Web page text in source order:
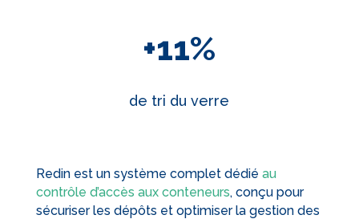
+11%
de tri du verre
Redin est un système complet dédié au
contrôle d’accès aux conteneurs, conçu pour
sécuriser les dépôts et optimiser la gestion des